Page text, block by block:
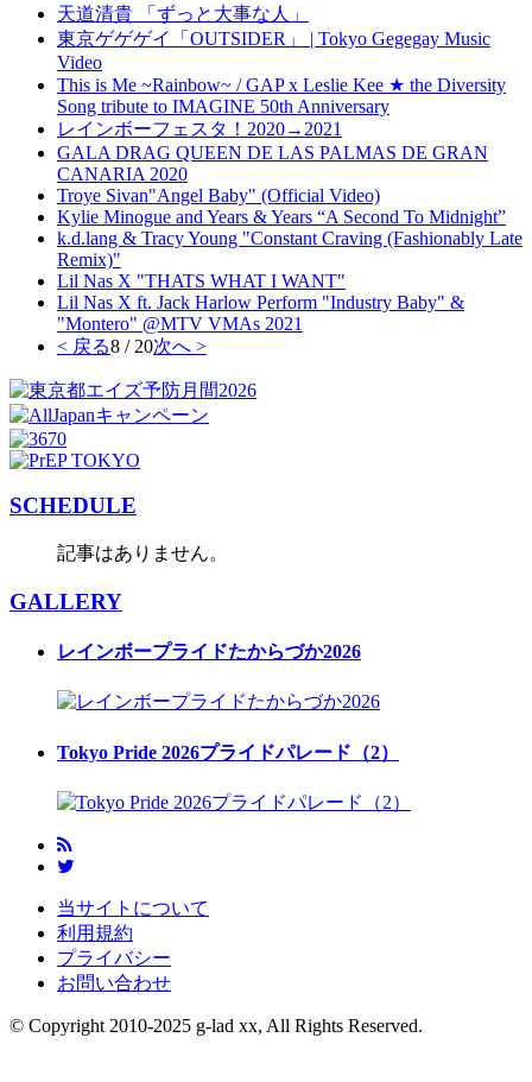
天道清貴 「ずっと大事な人」
東京ゲゲゲイ「OUTSIDER」 | Tokyo Gegegay Music
Video
This is Me ~Rainbow~ / GAP x Leslie Kee ★ the Diversity
Song tribute to IMAGINE 50th Anniversary
レインボーフェスタ！2020→2021
GALA DRAG QUEEN DE LAS PALMAS DE GRAN
CANARIA 2020
Troye Sivan"Angel Baby" (Official Video)
Kylie Minogue and Years & Years “A Second To Midnight”
k.d.lang & Tracy Young "Constant Craving (Fashionably Late
Remix)"
Lil Nas X "THATS WHAT I WANT"
Lil Nas X ft. Jack Harlow Perform "Industry Baby" &
"Montero" @MTV VMAs 2021
< 戻る8 / 20次へ >
SCHEDULE
記事はありません。
GALLERY
レインボープライドたからづか2026
Tokyo Pride 2026プライドパレード（2）
当サイトについて
利用規約
プライバシー
お問い合わせ
© Copyright 2010-2025 g-lad xx, All Rights Reserved.